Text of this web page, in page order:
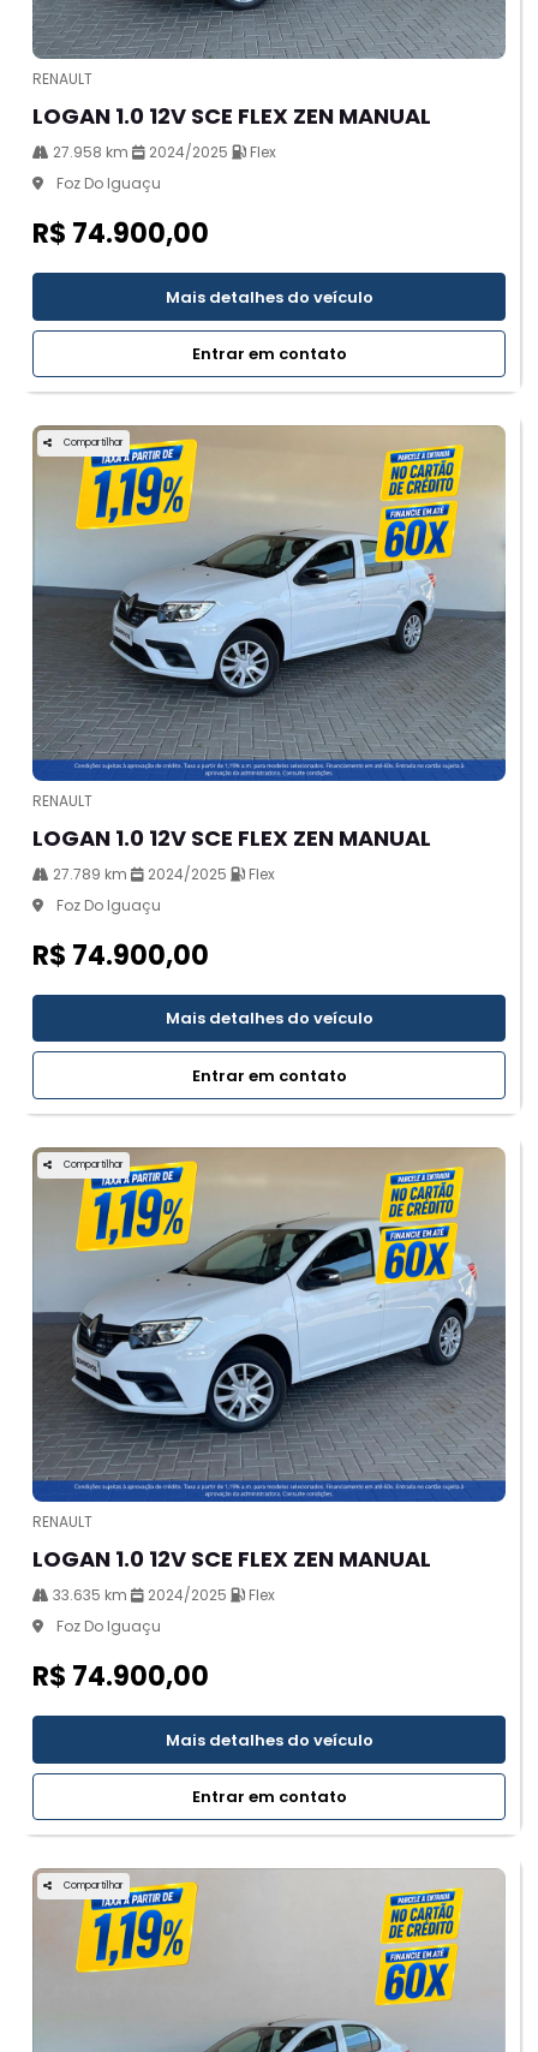
RENAULT
LOGAN 1.0 12V SCE FLEX ZEN MANUAL
27.958 km 2024/2025
Flex
Foz Do Iguaçu
R$ 74.900,00
Mais detalhes do veículo
Entrar em contato
Compartilhar
RENAULT
LOGAN 1.0 12V SCE FLEX ZEN MANUAL
27.789 km 2024/2025
Flex
Foz Do Iguaçu
R$ 74.900,00
Mais detalhes do veículo
Entrar em contato
Compartilhar
RENAULT
LOGAN 1.0 12V SCE FLEX ZEN MANUAL
33.635 km 2024/2025
Flex
Foz Do Iguaçu
R$ 74.900,00
Mais detalhes do veículo
Entrar em contato
Compartilhar